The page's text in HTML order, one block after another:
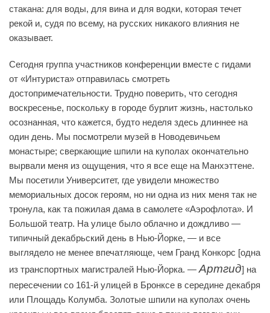
стакана: для воды, для вина и для водки, которая течет
рекой и, судя по всему, на русских никакого влияния не
оказывает.
Сегодня группа участников конференции вместе с гидами
от «Интуриста» отправилась смотреть
достопримечательности. Трудно поверить, что сегодня
воскресенье, поскольку в городе бурлит жизнь, настолько
осознанная, что кажется, будто неделя здесь длиннее на
один день. Мы посмотрели музей в Новодевичьем
монастыре; сверкающие шпили на куполах окончательно
вырвали меня из ощущения, что я все еще на Манхэттене.
Мы посетили Университет, где увидели множество
мемориальных досок героям, но ни одна из них меня так не
тронула, как та пожилая дама в самолете «Аэрофлота». И
Большой театр. На улице было облачно и дождливо —
типичный декабрьский день в Нью-Йорке, — и все
выглядело не менее впечатляюще, чем Гранд Конкорс [одна
из транспортных магистралей Нью-Йорка. — Артгид] на
пересечении со 161-й улицей в Бронксе в середине декабря
или Площадь Колумба. Золотые шпили на куполах очень